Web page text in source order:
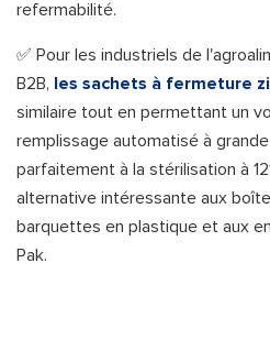
refermabilité.
✅ Pour les industriels de
B2B,
les sachets à fermeture
similaire tout en permettant un
remplissage automatisé à
parfaitement à la stérilisation à
alternative intéressante aux
barquettes en plastique et aux
Pak.